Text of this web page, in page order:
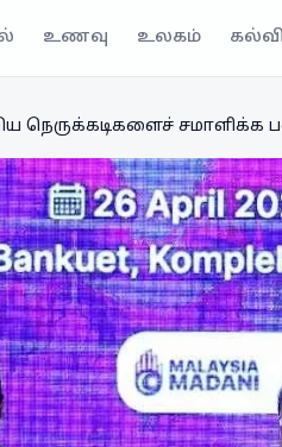
உணவு உலகம் கல்வி
நெருக்கடிகளைச் சமாளிக்க